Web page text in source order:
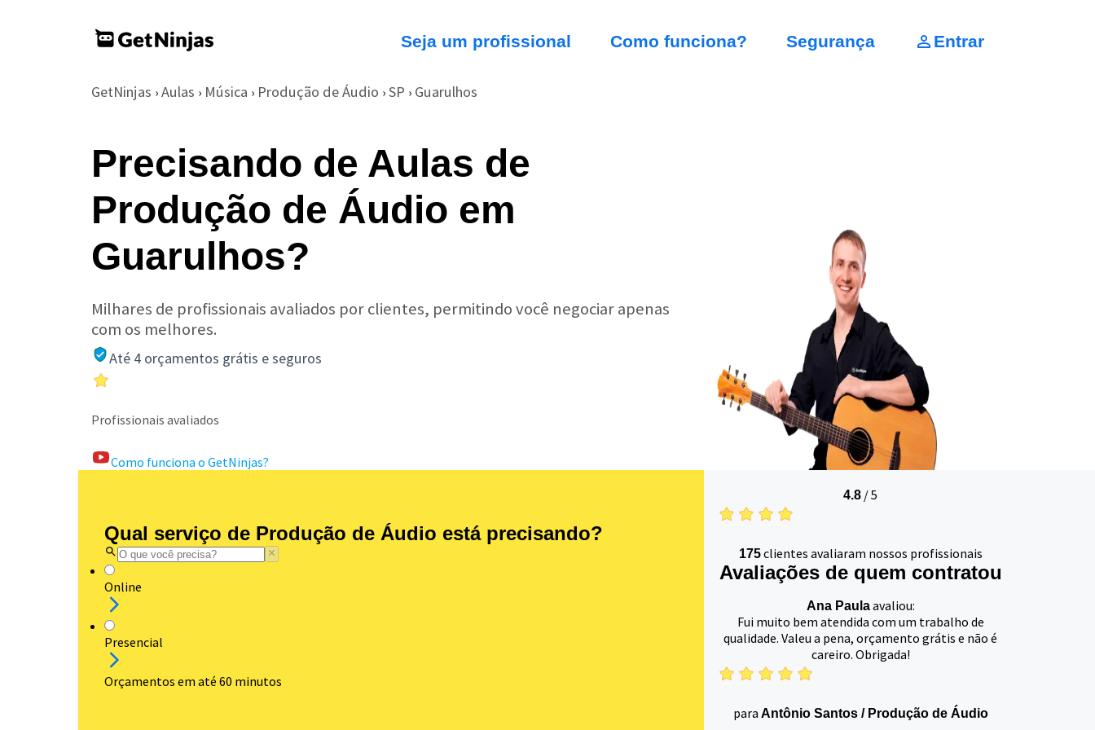
Seja um profissional Como funciona? Segurança Entrar
GetNinjas › Aulas › Música › Produção de Áudio › SP › Guarulhos
Precisando de Aulas de
Produção de Áudio em
Guarulhos?
Milhares de profissionais avaliados por clientes, permitindo você negociar apenas
com os melhores.
Até 4 orçamentos grátis e seguros
Profissionais avaliados
Como funciona o GetNinjas?
Qual serviço de Produção de Áudio está precisando?
Online
Presencial
Orçamentos em até 60 minutos
4.8 /5
175clientes avaliaram nossos profissionais
Avaliações de quem contratou
Ana Paulaavaliou:
Fui muito bem atendida com um trabalho de
qualidade. Valeu a pena, orçamento grátis e não é
careiro. Obrigada!
para Antônio Santos/ Produção de Áudio